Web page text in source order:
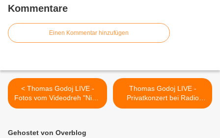
Kommentare
Einen Kommentar hinzufügen
< Thomas Godoj LIVE -
Fotos vom Videodreh "Nicht
allein"!
Thomas Godoj LIVE -
Privatkonzert bei Radio
Salü zu gewinnen! >
Gehostet von Overblog